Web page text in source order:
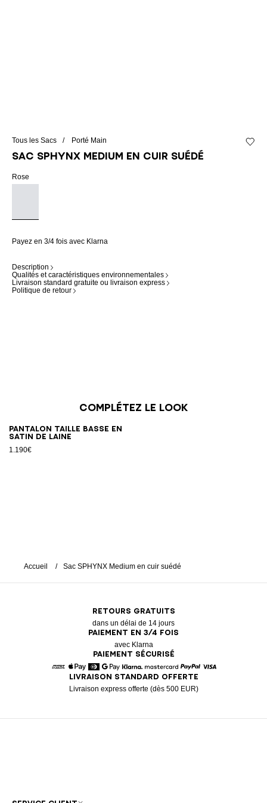
Tous les Sacs Porté Main
Sac SPHYNX Medium en cuir suédé
Rose
Payez en 3/4 fois avec Klarna
Description
Qualités et caractéristiques environnementales
Livraison standard gratuite ou livraison express
Politique de retour
Complétez le look
Pantalon taille basse en
satin de laine
1.190€
Accueil Sac SPHYNX Medium en cuir suédé
RETOURS GRATUITS
dans un délai de 14 jours
PAIEMENT EN 3/4 FOIS
avec Klarna
PAIEMENT SÉCURISÉ
American Express
Apple Pay
DinersGoogle Pay
Klarna MastercardPaypal
LIVRAISON STANDARD OFFERTE
Livraison express offerte (dès 500 EUR)